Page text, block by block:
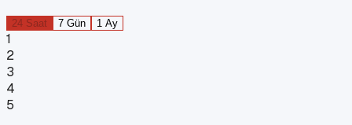
24 Saat 7 Gün 1 Ay
1
2
3
4
5